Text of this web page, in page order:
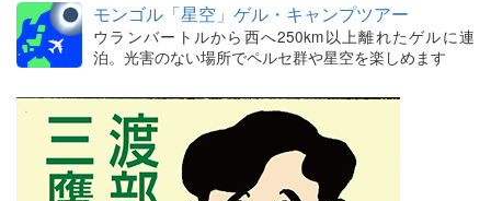
モンゴル「星空」ゲル・キャンプツアー
ウランバートルから西へ250km以上離れたゲルに連
泊。光害のない場所でペルセ群や星空を楽しめます